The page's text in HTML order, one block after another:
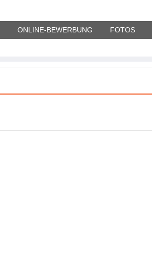
ONLINE-BEWERBUNG FOTOS